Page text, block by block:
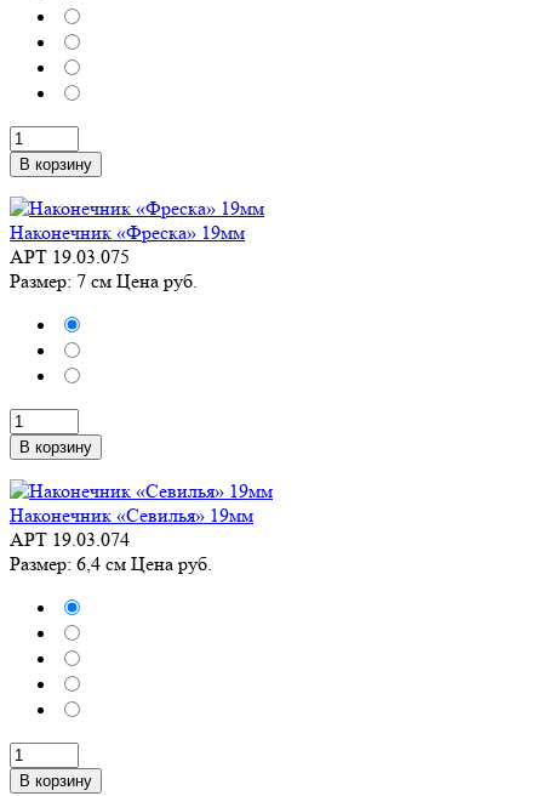
В корзину
Наконечник «Фреска» 19мм
АРТ 19.03.075
Размер: 7 см Цена руб.
В корзину
Наконечник «Севилья» 19мм
АРТ 19.03.074
Размер: 6,4 см Цена руб.
В корзину